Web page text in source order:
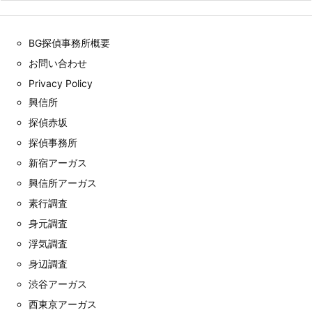
BG探偵事務所概要
お問い合わせ
Privacy Policy
興信所
探偵赤坂
探偵事務所
新宿アーガス
興信所アーガス
素行調査
身元調査
浮気調査
身辺調査
渋谷アーガス
西東京アーガス